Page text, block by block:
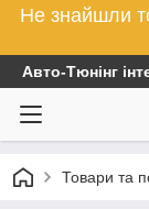
Не знайшли
Авто-Тюнінг
Товари та